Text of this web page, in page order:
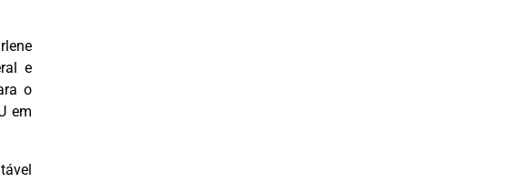
e
o
em